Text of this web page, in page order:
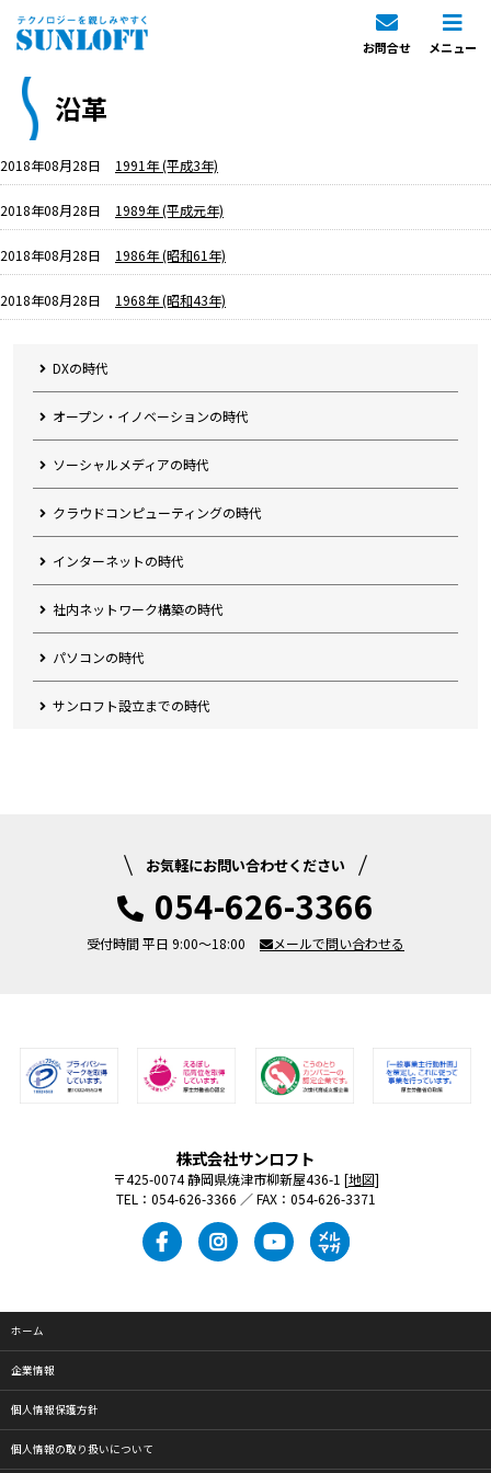
メニュー
お問合せ
沿革
2018年08月28日 1991年 (平成3年)
2018年08月28日 1989年 (平成元年)
2018年08月28日 1986年 (昭和61年)
2018年08月28日 1968年 (昭和43年)
DXの時代
オープン・イノベーションの時代
ソーシャルメディアの時代
クラウドコンピューティングの時代
インターネットの時代
社内ネットワーク構築の時代
パソコンの時代
サンロフト設立までの時代
お気軽にお問い合わせください
054-626-3366
受付時間 平日 9:00～18:00 メールで問い合わせる
株式会社サンロフト
〒425-0074 静岡県焼津市柳新屋436-1 [地図]
TEL：054-626-3366 ／ FAX：054-626-3371
ホーム
企業情報
個人情報保護方針
個人情報の取り扱いについて